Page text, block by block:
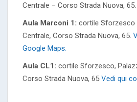
Centrale – Corso Strada Nuova,
Aula Marconi 1: cortile Sforzesco
Centrale, Corso Strada Nuova, 65.
Google Maps.
Aula CL1: cortile Sforzesco,
Corso Strada Nuova, 65 Vedi qui